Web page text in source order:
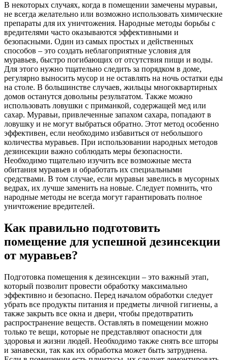
В некоторых случаях, когда в помещении замечены муравьи,
не всегда желательно или возможно использовать химические
препараты для их уничтожения. Народные методы борьбы с
вредителями часто оказываются эффективными и
безопасными. Один из самых простых и действенных
способов – это создать неблагоприятные условия для
муравьев, быстро погибающих от отсутствия пищи и воды.
Для этого нужно тщательно следить за порядком в доме,
регулярно выносить мусор и не оставлять на ночь остатки еды
на столе. В большинстве случаев, жильцы многоквартирных
домов останутся довольны результатом. Также можно
использовать ловушки с приманкой, содержащей мед или
сахар. Муравьи, привлеченные запахом сахара, попадают в
ловушку и не могут выбраться обратно. Этот метод особенно
эффективен, если необходимо избавиться от небольшого
количества муравьев. При использовании народных методов
дезинсекции важно соблюдать меры безопасности.
Необходимо тщательно изучить все возможные места
обитания муравьев и обработать их специальными
средствами. В том случае, если муравьи завелись в мусорных
ведрах, их лучше заменить на новые. Следует помнить, что
народные методы не всегда могут гарантировать полное
уничтожение вредителей.
Как правильно подготовить
помещение для успешной дезинсекции
от муравьев?
Подготовка помещения к дезинсекции – это важный этап,
который позволит провести обработку максимально
эффективно и безопасно. Перед началом обработки следует
убрать все продукты питания и предметы личной гигиены, а
также закрыть все окна и двери, чтобы предотвратить
распространение веществ. Оставлять в помещении можно
только те вещи, которые не представляют опасности для
здоровья и жизни людей. Необходимо также снять все шторы
и занавески, так как их обработка может быть затруднена.